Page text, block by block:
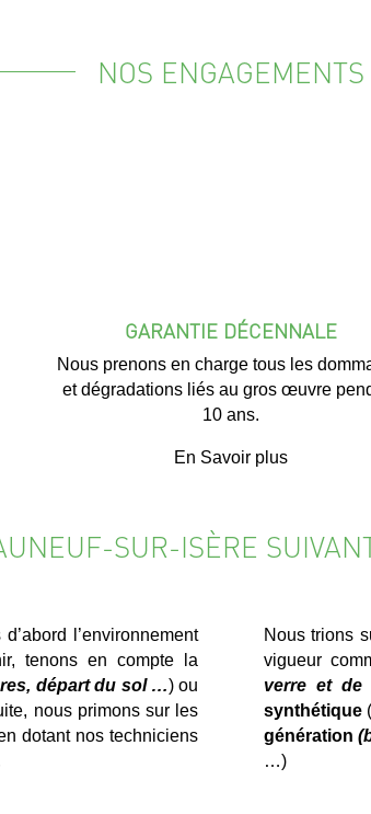
NOS ENGAGEMENTS
GARANTIE DÉCENNALE
Nous prenons en charge tous les
et dégradations liés au gros œuvre
10 ans.
En Savoir plus
SUR-ISÈRE
l’environnement
tenons en compte la
départ du sol …) ou
nous primons sur les
dotant nos techniciens
Nous trions
vigueur
verre et de
synthétique
génération
…)